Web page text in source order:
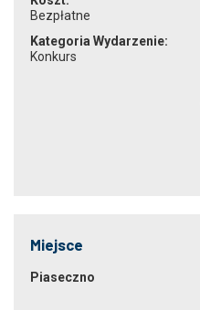
Bezpłatne
Kategoria Wydarzenie:
Konkurs
Miejsce
Piaseczno